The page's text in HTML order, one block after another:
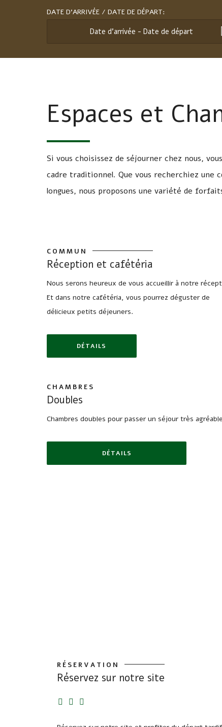
DATE D’ARRIVÉE / DATE DE DÉPART:
Espaces et
Si vous choisissez de séjourner chez nous,
cadre traditionnel. Que vous recherchiez une
longues, nous proposons une variété de
COMMUN
Réception et cafétéria
Nous serons heureux de vous accueillir à notre
Et dans notre cafétéria, vous pourrez déguster de
délicieux petits déjeuners.
DÉTAILS
CHAMBRES
Doubles
Chambres doubles pour passer un séjour très
DÉTAILS
RÈSERVATION
RÉSERVATION
Réservez sur notre site